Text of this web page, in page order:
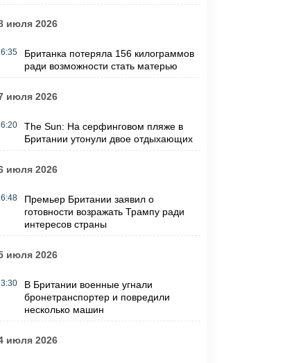
июля 2026
Британка потеряла 156 килограммов
ради возможности стать матерью
июля 2026
The Sun: На серфинговом пляже в
Британии утонули двое отдыхающих
июля 2026
Премьер Британии заявил о
готовности возражать Трампу ради
интересов страны
июля 2026
В Британии военные угнали
бронетранспортер и повредили
несколько машин
июля 2026